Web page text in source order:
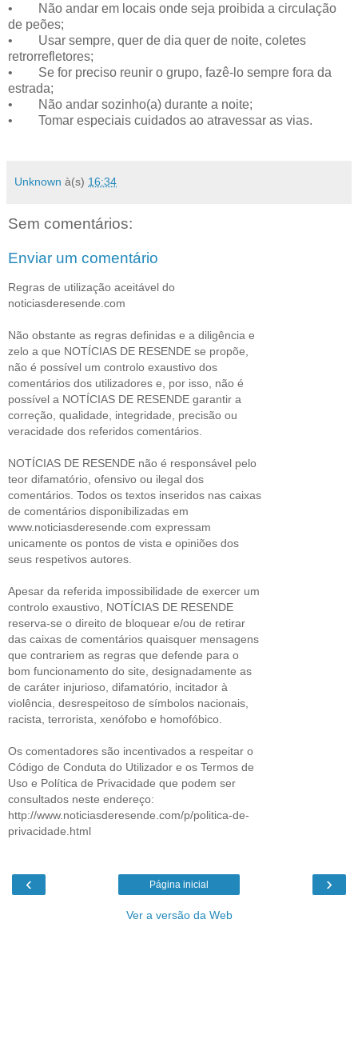
• Não andar em locais onde seja proibida a circulação
de peões;
• Usar sempre, quer de dia quer de noite, coletes
retrorrefletores;
• Se for preciso reunir o grupo, fazê-lo sempre fora da
estrada;
• Não andar sozinho(a) durante a noite;
• Tomar especiais cuidados ao atravessar as vias.
Unknown à(s) 16:34
Sem comentários:
Enviar um comentário
Regras de utilização aceitável do
noticiasderesende.com
Não obstante as regras definidas e a diligência e
zelo a que NOTÍCIAS DE RESENDE se propõe,
não é possível um controlo exaustivo dos
comentários dos utilizadores e, por isso, não é
possível a NOTÍCIAS DE RESENDE garantir a
correção, qualidade, integridade, precisão ou
veracidade dos referidos comentários.
NOTÍCIAS DE RESENDE não é responsável pelo
teor difamatório, ofensivo ou ilegal dos
comentários. Todos os textos inseridos nas caixas
de comentários disponibilizadas em
www.noticiasderesende.com expressam
unicamente os pontos de vista e opiniões dos
seus respetivos autores.
Apesar da referida impossibilidade de exercer um
controlo exaustivo, NOTÍCIAS DE RESENDE
reserva-se o direito de bloquear e/ou de retirar
das caixas de comentários quaisquer mensagens
que contrariem as regras que defende para o
bom funcionamento do site, designadamente as
de caráter injurioso, difamatório, incitador à
violência, desrespeitoso de símbolos nacionais,
racista, terrorista, xenófobo e homofóbico.
Os comentadores são incentivados a respeitar o
Código de Conduta do Utilizador e os Termos de
Uso e Política de Privacidade que podem ser
consultados neste endereço:
http://www.noticiasderesende.com/p/politica-de-
privacidade.html
‹ ›
Página inicial
Ver a versão da Web